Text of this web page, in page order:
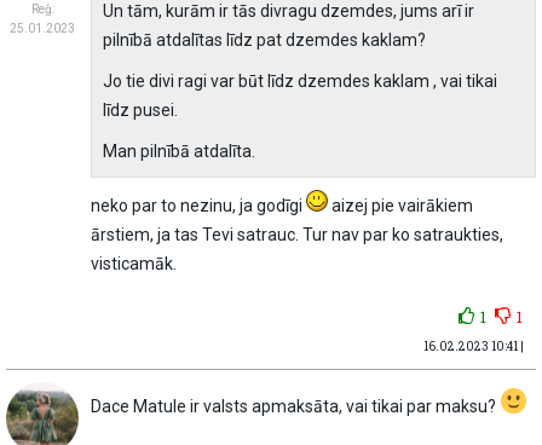
Reģ:
25.01.2023
Un tām, kurām ir tās divragu dzemdes, jums arī ir
pilnībā atdalītas līdz pat dzemdes kaklam?
Jo tie divi ragi var būt līdz dzemdes kaklam , vai tikai
līdz pusei.
Man pilnībā atdalīta.
neko par to nezinu, ja godīgi
aizej pie vairākiem
ārstiem, ja tas Tevi satrauc. Tur nav par ko satraukties,
visticamāk.
1 1
16.02.2023 10:41 |
Dace Matule ir valsts apmaksāta, vai tikai par maksu?